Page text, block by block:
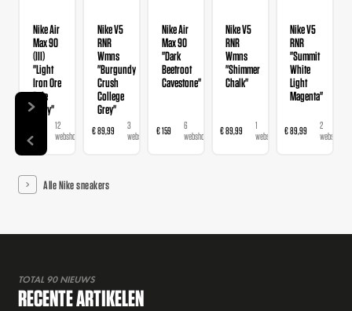
Nike Air
Max 90
(III)
"Light
Iron Ore
Pale
Ivory"
12
webshops
Nike V5
RNR
Wmns
"Burgundy
Crush
College
Grey"
€ 89,99
3
webshops
Nike Air
Max 90
"Dark
Beetroot
Cavestone"
€ 159
6
webshops
Nike V5
RNR
Wmns
"Shimmer
Chalk"
€ 89,99
1
webshop
Nike V5
RNR
"Summit
White
Light
Magenta"
€ 89,99
2
webshops
Alle Nike sneakers
TOTAL 90 NIEUWS
RECENTE ARTIKELEN